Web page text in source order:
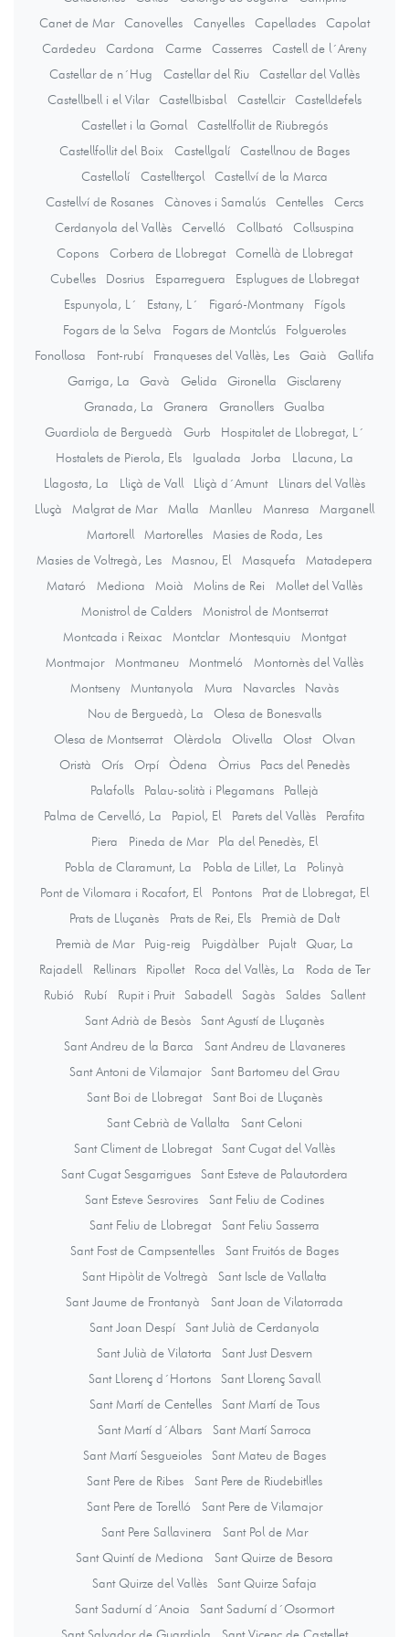
Canet de Mar
Canovelles Canyelles Capellades
Capolat
Cardedeu
Cardona Carme Casserres
Castell de l´Areny
Castellar de n´Hug
Castellar del Riu
Castellar del Vallès
Castellbell i el Vilar
Castellbisbal Castellcir
Castelldefels
Castellet i la Gornal
Castellfollit de Riubregós
Castellfollit del Boix
Castellgalí
Castellnou de Bages
Castellolí
Castellterçol
Castellví de la Marca
Castellví de Rosanes
Cànoves i Samalús Centelles
Cercs
Cerdanyola del Vallès
Cervelló Collbató
Collsuspina
Copons
Corbera de Llobregat
Cornellà de Llobregat
Cubelles
Dosrius Esparreguera
Esplugues de Llobregat
Espunyola, L´
Estany, L´ Figaró-Montmany
Fígols
Fogars de la Selva
Fogars de Montclús
Folgueroles
Fonollosa
Font-rubí Franqueses del Vallès, Les Gaià
Gallifa
Garriga, La
Gavà Gelida Gironella
Gisclareny
Granada, La
Granera Granollers
Gualba
Guardiola de Berguedà
Gurb
Hospitalet de Llobregat, L´
Hostalets de Pierola, Els
Igualada Jorba
Llacuna, La
Llagosta, La
Lliçà de Vall Lliçà d´Amunt
Llinars del Vallès
Lluçà
Malgrat de Mar Malla Manlleu Manresa
Marganell
Martorell
Martorelles
Masies de Roda, Les
Masies de Voltregà, Les
Masnou, El Masquefa
Matadepera
Mataró
Mediona Moià Molins de Rei
Mollet del Vallès
Monistrol de Calders
Monistrol de Montserrat
Montcada i Reixac
Montclar Montesquiu
Montgat
Montmajor
Montmaneu Montmeló
Montornès del Vallès
Montseny
Muntanyola Mura Navarcles
Navàs
Nou de Berguedà, La
Olesa de Bonesvalls
Olesa de Montserrat
Olèrdola Olivella Olost
Olvan
Oristà
Orís Orpí Òdena Òrrius
Pacs del Penedès
Palafolls
Palau-solità i Plegamans
Pallejà
Palma de Cervelló, La
Papiol, El Parets del Vallès
Perafita
Piera
Pineda de Mar
Pla del Penedès, El
Pobla de Claramunt, La
Pobla de Lillet, La
Polinyà
Pont de Vilomara i Rocafort, El
Pontons
Prat de Llobregat, El
Prats de Lluçanès
Prats de Rei, Els
Premià de Dalt
Premià de Mar
Puig-reig Puigdàlber Pujalt
Quar, La
Rajadell
Rellinars Ripollet Roca del Vallès, La
Roda de Ter
Rubió
Rubí Rupit i Pruit Sabadell Sagàs Saldes
Sallent
Sant Adrià de Besòs
Sant Agustí de Lluçanès
Sant Andreu de la Barca
Sant Andreu de Llavaneres
Sant Antoni de Vilamajor
Sant Bartomeu del Grau
Sant Boi de Llobregat
Sant Boi de Lluçanès
Sant Cebrià de Vallalta
Sant Celoni
Sant Climent de Llobregat
Sant Cugat del Vallès
Sant Cugat Sesgarrigues
Sant Esteve de Palautordera
Sant Esteve Sesrovires
Sant Feliu de Codines
Sant Feliu de Llobregat
Sant Feliu Sasserra
Sant Fost de Campsentelles
Sant Fruitós de Bages
Sant Hipòlit de Voltregà
Sant Iscle de Vallalta
Sant Jaume de Frontanyà
Sant Joan de Vilatorrada
Sant Joan Despí
Sant Julià de Cerdanyola
Sant Julià de Vilatorta
Sant Just Desvern
Sant Llorenç d´Hortons
Sant Llorenç Savall
Sant Martí de Centelles
Sant Martí de Tous
Sant Martí d´Albars
Sant Martí Sarroca
Sant Martí Sesgueioles
Sant Mateu de Bages
Sant Pere de Ribes
Sant Pere de Riudebitlles
Sant Pere de Torelló
Sant Pere de Vilamajor
Sant Pere Sallavinera
Sant Pol de Mar
Sant Quintí de Mediona
Sant Quirze de Besora
Sant Quirze del Vallès
Sant Quirze Safaja
Sant Sadurní d´Anoia
Sant Sadurní d´Osormort